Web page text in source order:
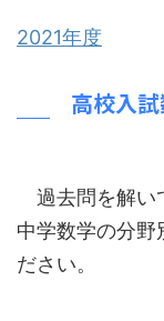
2021年度
高校入
過去問を解い
中学数学の分野
ださい。